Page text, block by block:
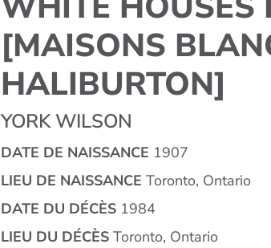
[MAISONS
HALIBURTON]
YORK WILSON
DATE DE NAISSANCE 1907
LIEU DE NAISSANCE Toronto, Ontario
DATE DU DÉCÈS 1984
LIEU DU DÉCÈS Toronto, Ontario